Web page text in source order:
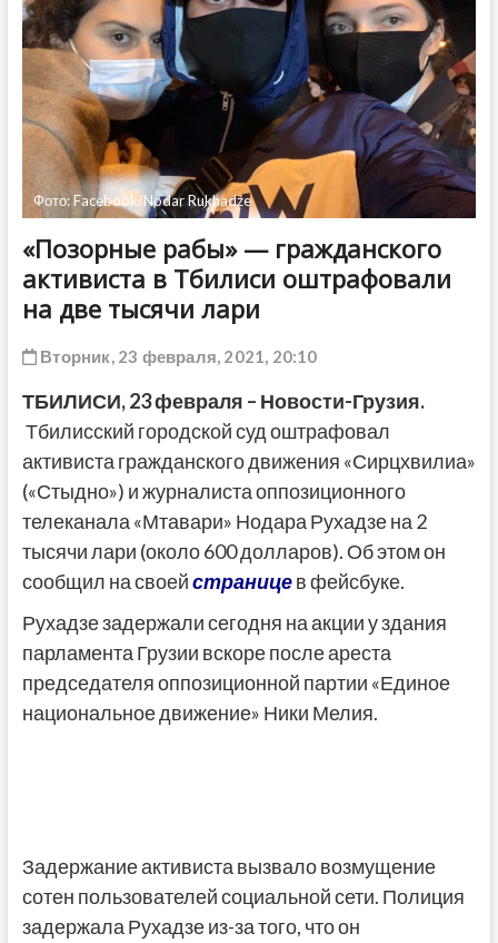
Фото: Facebook/Nodar Rukhadze
«Позорные рабы» — гражданского
активиста в Тбилиси оштрафовали
на две тысячи лари
Вторник, 23 февраля, 2021, 20:10
ТБИЛИСИ,23 февраля – Новости-Грузия.
Тбилисский городской суд оштрафовал
активиста гражданского движения «Сирцхвилиа»
(«Стыдно») и журналиста оппозиционного
телеканала «Мтавари» Нодара Рухадзе на 2
тысячи лари (около 600 долларов). Об этом он
сообщил на своейстраницев фейсбуке.
Рухадзе задержали сегодня на акции у здания
парламента Грузии вскоре после ареста
председателя оппозиционной партии «Единое
национальное движение» Ники Мелия.
Задержание активиста вызвало возмущение
сотен пользователей социальной сети. Полиция
задержала Рухадзе из-за того, что он